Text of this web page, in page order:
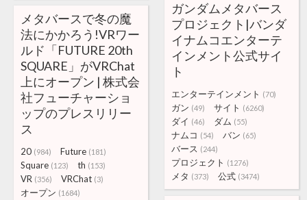
ガンダムメタバース
プロジェクト|バンダ
イナムコエンターテ
インメント公式サイ
ト
エンターテインメント (70)
ガン (49) サイト (6260)
ダイ (46) ダム (55)
ナムコ (54) バン (65)
バース (244)
プロジェクト (1276)
メタ (373) 公式 (3474)
メタバースで冬の魔
法にかかろう!VRワー
ルド「FUTURE 20th
SQUARE」がVRChat
上にオープン | 株式会
社フューチャーショ
ップのプレスリリー
ス
20 (984) Future (181)
Square (123) th (153)
VR (356) VRChat (3)
オープン (1684)